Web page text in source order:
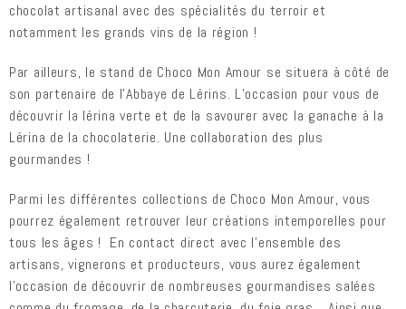
chocolat artisanal avec des spécialités du terroir et
notamment les grands vins de la région !
Par ailleurs, le stand de Choco Mon Amour se situera à côté de
son partenaire de l’Abbaye de Lérins. L’occasion pour vous de
découvrir la lérina verte et de la savourer avec la ganache à la
Lérina de la chocolaterie. Une collaboration des plus
gourmandes !
Parmi les différentes collections de Choco Mon Amour, vous
pourrez également retrouver leur créations intemporelles pour
tous les âges ! En contact direct avec l’ensemble des
artisans, vignerons et producteurs, vous aurez également
l’occasion de découvrir de nombreuses gourmandises salées